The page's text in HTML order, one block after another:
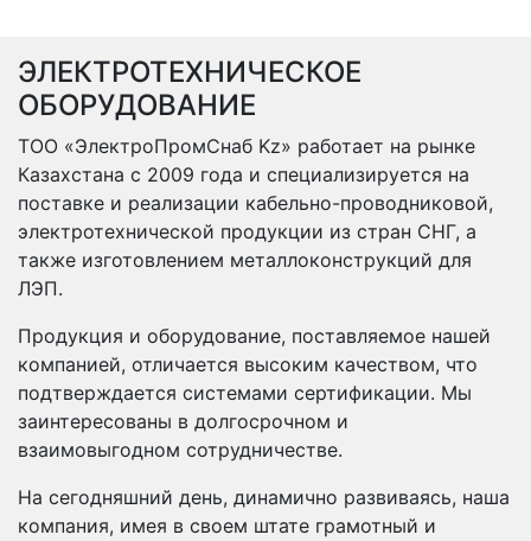
ЭЛЕКТРОТЕХНИЧЕСКОЕ
ОБОРУДОВАНИЕ
ТОО «ЭлектроПромСнаб Kz» работает на рынке
Казахстана с 2009 года и специализируется на
поставке и реализации кабельно-проводниковой,
электротехнической продукции из стран СНГ, а
также изготовлением металлоконструкций для
ЛЭП.
Продукция и оборудование, поставляемое нашей
компанией, отличается высоким качеством, что
подтверждается системами сертификации. Мы
заинтересованы в долгосрочном и
взаимовыгодном сотрудничестве.
На сегодняшний день, динамично развиваясь, наша
компания, имея в своем штате грамотный и